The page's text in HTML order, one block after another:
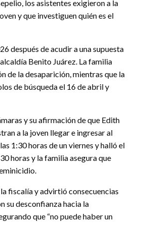
los asistentes exigieron a la
y que investiguen quién es el
después de acudir a una supuesta
Benito Juárez. La familia
de la desaparición, mientras que la
de búsqueda el 16 de abril y
y su afirmación de que Edith
a la joven llegar e ingresar al
1:30 horas de un viernes y halló el
horas y la familia asegura que
fiscalía y advirtió consecuencias
su desconfianza hacia la
que “no puede haber un